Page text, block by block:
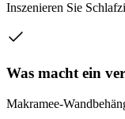
Inszenieren Sie
Was macht ein
Makramee-